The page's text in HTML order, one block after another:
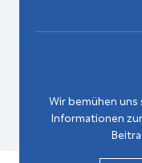
Wir bemühen
Informationen